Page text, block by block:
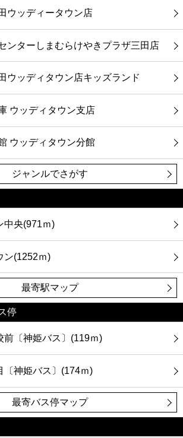
ウッディータウン店
ンターしまむらけやきプラザ三田店
ウッディタウン店キッズランド
ウッディタウン支店
ウッディタウン分館
ジャンルでさがす
中央(971ｍ)
ン(1252ｍ)
最寄駅マップ
停
前〔神姫バス〕(119ｍ)
〔神姫バス〕(174ｍ)
最寄バス停マップ